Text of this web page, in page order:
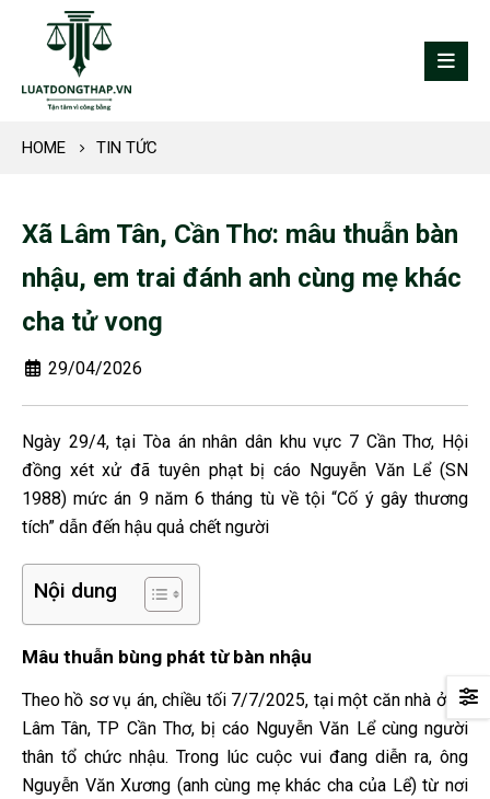
HOME TIN TỨC
Xã Lâm Tân, Cần Thơ: mâu thuẫn bàn
nhậu, em trai đánh anh cùng mẹ khác
cha tử vong
29/04/2026
Ngày 29/4, tại Tòa án nhân dân khu vực 7 Cần Thơ, Hội
đồng xét xử đã tuyên phạt bị cáo Nguyễn Văn Lể (SN
1988) mức án 9 năm 6 tháng tù về tội “Cố ý gây thương
tích” dẫn đến hậu quả chết người
Nội dung
Mâu thuẫn bùng phát từ bàn nhậu
Theo hồ sơ vụ án, chiều tối 7/7/2025, tại một căn nhà ở xã
Lâm Tân, TP Cần Thơ, bị cáo Nguyễn Văn Lể cùng người
thân tổ chức nhậu. Trong lúc cuộc vui đang diễn ra, ông
Nguyễn Văn Xương (anh cùng mẹ khác cha của Lể) từ nơi